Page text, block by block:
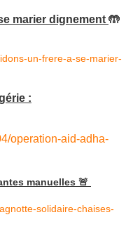
marier dignement 🤲
un-frere-a-se-marier-
:
operation-aid-adha-
manuelles 🚨
solidaire-chaises-